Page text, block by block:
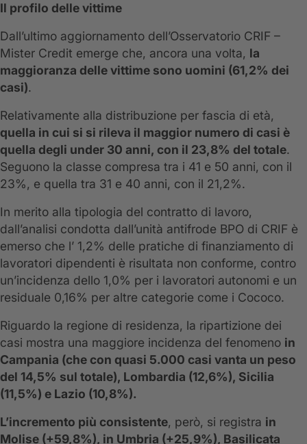
Il profilo delle vittime
Dall’ultimo aggiornamento dell’Osservatorio CRIF –
Mister Credit emerge che, ancora una volta, la
maggioranza delle vittime sono uomini (61,2% dei
casi).
Relativamente alla distribuzione per fascia di età,
quella in cui si si rileva il maggior numero di casi è
quella degli under 30 anni, con il 23,8% del totale.
Seguono la classe compresa tra i 41 e 50 anni, con il
23%, e quella tra 31 e 40 anni, con il 21,2%.
In merito alla tipologia del contratto di lavoro,
dall’analisi condotta dall’unità antifrode BPO di CRIF è
emerso che l’ 1,2% delle pratiche di finanziamento di
lavoratori dipendenti è risultata non conforme, contro
un’incidenza dello 1,0% per i lavoratori autonomi e un
residuale 0,16% per altre categorie come i Cococo.
Riguardo la regione di residenza, la ripartizione dei
casi mostra una maggiore incidenza del fenomeno in
Campania (che con quasi 5.000 casi vanta un peso
del 14,5% sul totale), Lombardia (12,6%), Sicilia
(11,5%) e Lazio (10,8%).
L’incremento più consistente, però, si registra in
Molise (+59,8%), in Umbria (+25,9%), Basilicata